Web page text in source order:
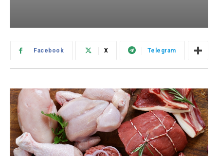
Facebook X Telegram